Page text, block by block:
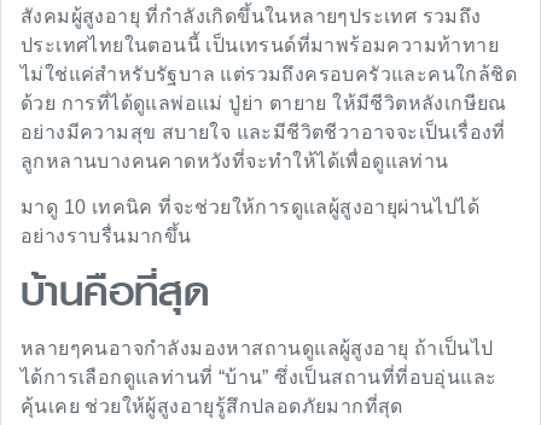
สังคมผู้สูงอายุ ที่กำลังเกิดขึ้นในหลายๆประเทศ รวมถึง
ประเทศไทยในตอนนี้ เป็นเทรนด์ที่มาพร้อมความท้าทาย
ไม่ใช่แค่สำหรับรัฐบาล แต่รวมถึงครอบครัวและคนใกล้ชิด
ด้วย การที่ได้ดูแลพ่อแม่ ปู่ย่า ตายาย ให้มีชีวิตหลังเกษียณ
อย่างมีความสุข สบายใจ และมีชีวิตชีวาอาจจะเป็นเรื่องที่
ลูกหลานบางคนคาดหวังที่จะทำให้ได้เพื่อดูแลท่าน
มาดู 10 เทคนิค ที่จะช่วยให้การดูแลผู้สูงอายุผ่านไปได้
อย่างราบรื่นมากขึ้น
บ้านคือที่สุด
หลายๆคนอาจกำลังมองหาสถานดูแลผู้สูงอายุ ถ้าเป็นไป
ได้การเลือกดูแลท่านที่ “บ้าน” ซึ่งเป็นสถานที่ที่อบอุ่นและ
คุ้นเคย ช่วยให้ผู้สูงอายุรู้สึกปลอดภัยมากที่สุด